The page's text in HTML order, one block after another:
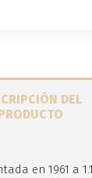
DEL
en 1961 a